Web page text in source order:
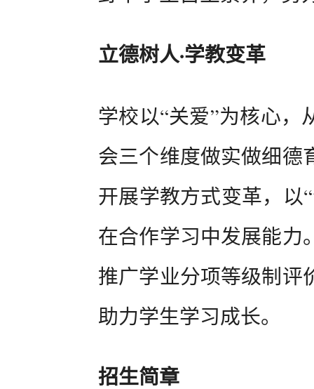
立德树人·学教变革
学校以“关爱”为核心
会三个维度做实做细德
开展学教方式变革，以
在合作学习中发展能力
推广学业分项等级制评
助力学生学习成长。
招生简章